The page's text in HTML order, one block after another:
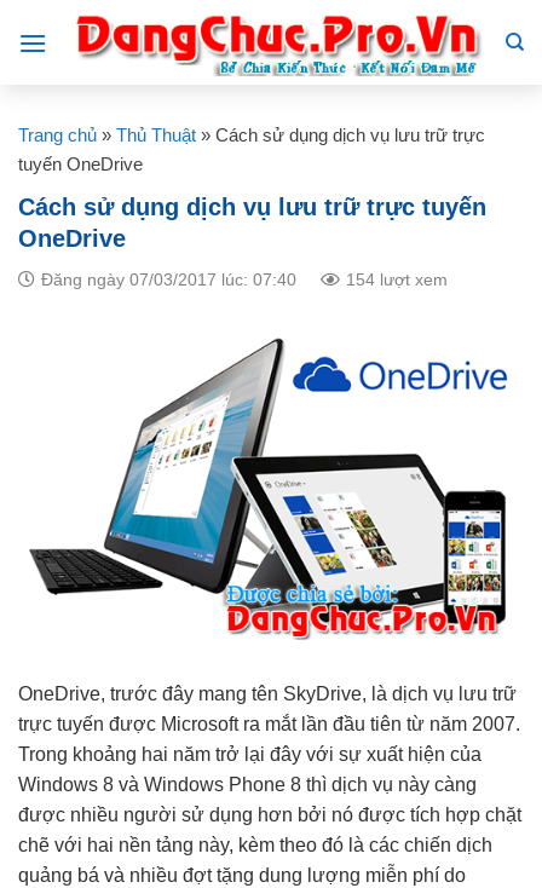
Trang chủ » Thủ Thuật » Cách sử dụng dịch vụ lưu trữ trực
tuyến OneDrive
Cách sử dụng dịch vụ lưu trữ trực tuyến
OneDrive
Đăng ngày 07/03/2017 lúc: 07:40 154 lượt xem
OneDrive, trước đây mang tên SkyDrive, là dịch vụ lưu trữ
trực tuyến được Microsoft ra mắt lần đầu tiên từ năm 2007.
Trong khoảng hai năm trở lại đây với sự xuất hiện của
Windows 8 và Windows Phone 8 thì dịch vụ này càng
được nhiều người sử dụng hơn bởi nó được tích hợp chặt
chẽ với hai nền tảng này, kèm theo đó là các chiến dịch
quảng bá và nhiều đợt tặng dung lượng miễn phí do